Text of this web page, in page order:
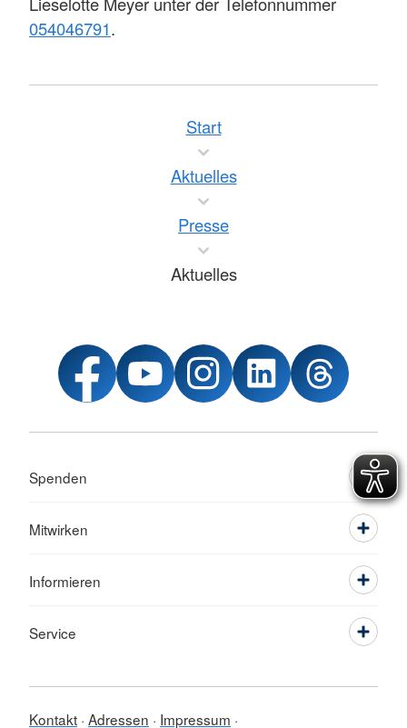
054046791.
Start
Aktuelles
Presse
Aktuelles
Spenden
Mitwirken
Informieren
Service
Kontakt Adressen Impressum